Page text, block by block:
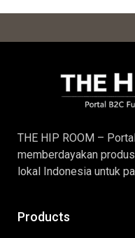
THE HIP ROOM –
memberdayakan
lokal Indonesia untuk
Products